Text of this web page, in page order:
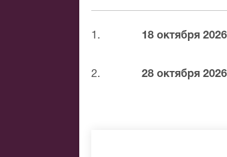
Вы можете с помощью:
Банковской картой
Наличными
1. 18 октября
2. 28 октября